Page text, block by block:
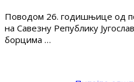
Поводом 26. годишњице од
на Савезну Републику
борцима …